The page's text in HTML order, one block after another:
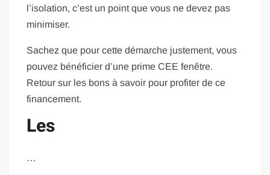
l’isolation, c’est un point que vous ne devez pas
minimiser.
Sachez que pour cette démarche justement, vous
pouvez bénéficier d’une prime CEE fenêtre.
Retour sur les bons à savoir pour profiter de ce
financement.
Les
…